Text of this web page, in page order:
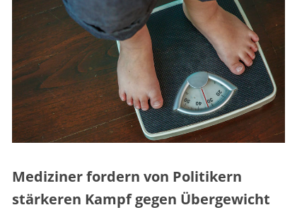
Mediziner fordern von Politikern
stärkeren Kampf gegen Übergewicht